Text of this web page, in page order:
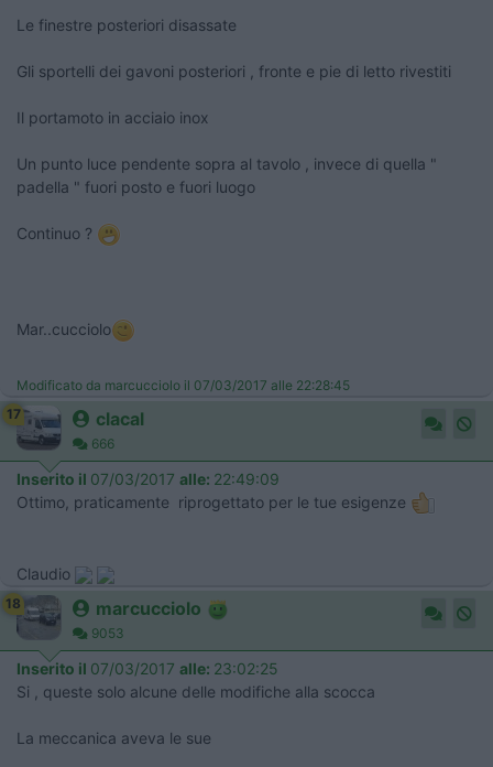
Le finestre posteriori disassate
Gli sportelli dei gavoni posteriori , fronte e pie di letto rivestiti
Il portamoto in acciaio inox
Un punto luce pendente sopra al tavolo , invece di quella "
padella " fuori posto e fuori luogo
Continuo ?
Mar..cucciolo
Modificato da marcucciolo il 07/03/2017 alle 22:28:45
17
clacal
666
Inserito il 07/03/2017 alle: 22:49:09
Ottimo, praticamente riprogettato per le tue esigenze
Claudio
18 marcucciolo
9053
Inserito il 07/03/2017 alle: 23:02:25
Si , queste solo alcune delle modifiche alla scocca
La meccanica aveva le sue